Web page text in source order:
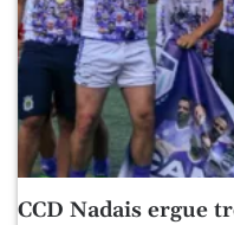
CCD Nadais ergue